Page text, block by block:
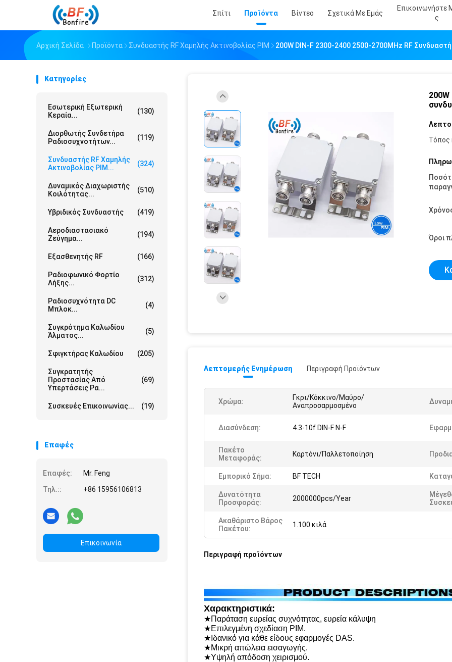
Σπίτι Προϊόντα Βίντεο Σχετικά Με Εμάς
Επικοινωνήστε
Σ
Αρχική Σελίδα Προϊόντα Συνδυαστής RF Χαμηλής Ακτινοβολίας PIM 200W DIN-F 2300-2400 2500-2700MHz RF
Κατηγορίες
Εσωτερική Εξωτερική
Κεραία...
(130)
Διορθωτής Συνδετήρα
Ραδιοσυχνοτήτων...
(119)
Συνδυαστής RF Χαμηλής
Ακτινοβολίας PIM...
(324)
Δυναμικός Διαχωριστής
Κοιλότητας...
(510)
Υβριδικός Συνδυαστής (419)
Αεροδιαστασιακό
Ζεύγημα...
(194)
Εξασθενητής RF (166)
Ραδιοφωνικό Φορτίο
Λήξης...
(312)
Ραδιοσυχνότητα DC
Μπλοκ...
(4)
Συγκρότημα Καλωδίου
Άλματος...
(5)
Σφιγκτήρας Καλωδίου (205)
Συγκρατητής
Προστασίας Από
Υπερτάσεις Ρα...
(69)
Συσκευές Επικοινωνίας... (19)
Επαφές
Επαφές:
Mr. Feng
Τηλ.::
+86 15956106813
Επικοινωνία
Τόπος
Όροι
Λεπτομερής Ενημέρωση Περιγραφή Προϊόντων
Χρώμα:
Γκρι/Κόκκινο/Μαύρο/
Αναπροσαρμοσμένο
Διασύνδεση: 4.3-10f DIN-F N-F
Πακέτο
Μεταφοράς:
Καρτόνι/Παλλετοποίηση
Εμπορικό Σήμα: BF TECH
Δυνατότητα
Προσφοράς:
2000000pcs/Year
Ακαθάριστο Βάρος
Πακέτου:
1.100 κιλά
Περιγραφή προϊόντων
Χαρακτηριστικά:
★Παράταση ευρείας συχνότητας, ευρεία κάλυψη
★Επιλεγμένη σχεδίαση PIM.
★Ιδανικό για κάθε είδους εφαρμογές DAS.
★Μικρή απώλεια εισαγωγής.
★Υψηλή απόδοση χειρισμού.